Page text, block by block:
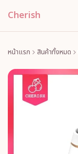
Cherish
หน้าแรก สินค้าทั้งหมด